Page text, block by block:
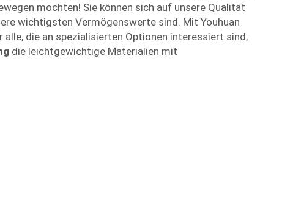
möchten! Sie können sich auf unsere Qualität
wichtigsten Vermögenswerte sind. Mit Youhuan
alle, die an spezialisierten Optionen interessiert sind,
die leichtgewichtige Materialien mit